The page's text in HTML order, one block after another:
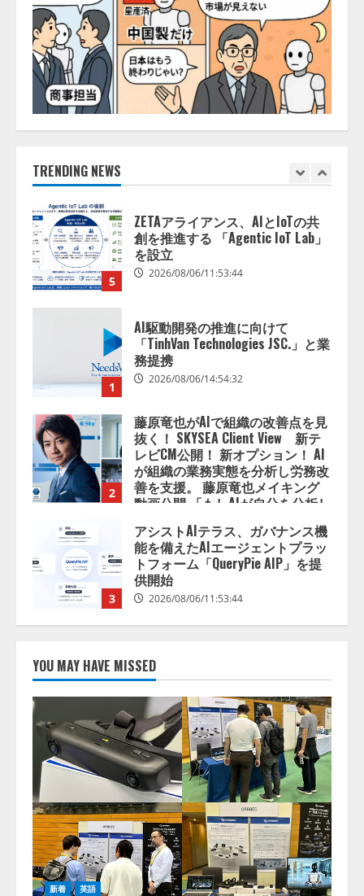
TRENDING NEWS
ある」「昨年の夏はカブトムシを
捕まえたり、虫と戦ったり…」
2026/08/06/14:54:31
3
能を備えたAIエージェントプラッ
トフォーム「QueryPie AIP」を提
供開始
2026/08/06/11:53:44
4
レアラ、『AIはどの法律事務所を
5
ZETAアライアンス、AIとIoTの共
創を推進する 「Agentic IoT Lab」
を設立
2026/08/06/11:53:44
1
AI駆動開発の推進に向けて
「TinhVan Technologies JSC.」と業
務提携
2026/08/06/14:54:32
2
藤原竜也がAIで組織の改善点を見
抜く！ SKYSEA Client View 新テ
レビCM公開！ 新オプション！ AI
が組織の業務実態を分析し労務改
善を支援。 藤原竜也メイキング
動画公開 「もしAIが自分を分析し
ある」「昨年の夏はカブトムシを
捕まえたり、虫と戦ったり…」
2026/08/06/14:54:31
3
アシストAIテラス、ガバナンス機
能を備えたAIエージェントプラッ
トフォーム「QueryPie AIP」を提
供開始
2026/08/06/11:53:44
務系70事務所×5つのAIで実態調査
を実施
2026/08/06/11:53:44
YOU MAY HAVE MISSED
新着 英語